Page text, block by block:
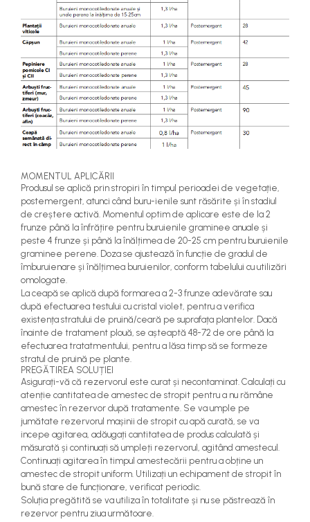
MOMENTUL APLICĂRII
Produsul se aplică prin stropiri în timpul perioadei de vegetație,
postemergent, atunci când buru-ienile sunt răsărite și în stadiul
de creștere activă. Momentul optim de aplicare este de la 2
frunze până la înfrățire pentru buruienile graminee anuale și
peste 4 frunze și până la înălțimea de 20-25 cm pentru buruienile
graminee perene. Doza se ajustează în funcție de gradul de
îmburuienare și înălțimea buruienilor, conform tabelului cu utilizări
omologate.
La ceapă se aplică după formarea a 2-3 frunze adevărate sau
după efectuarea testului cu cristal violet, pentru a verifica
existența stratului de pruină/ceară pe suprafața plantelor. Dacă
înainte de tratament plouă, se așteaptă 48-72 de ore până la
efectuarea tratatmentului, pentru a lăsa timp să se formeze
stratul de pruină pe plante.
PREGĂTIREA SOLUȚIEI
Asigurați-vă că rezervorul este curat și necontaminat. Calculați cu
atenție cantitatea de amestec de stropit pentru a nu rămâne
amestec în rezervor după tratamente. Se va umple pe
jumătate rezervorul mașinii de stropit cu apă curată, se va
incepe agitarea, adăugați cantitatea de produs calculată și
măsurată și continuați să umpleți rezervorul, agitând amestecul.
Continuați agitarea în timpul amestecării pentru a obține un
amestec de stropit uniform. Utilizați un echipament de stropit în
bună stare de funcționare, verificat periodic.
Soluția pregătită se va utiliza în totalitate și nu se păstrează în
rezervor pentru ziua următoare.